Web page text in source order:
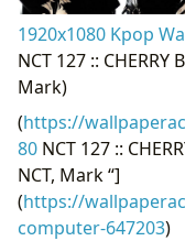
1920x1080 Kpop
NCT 127 ::
Mark)
(https://
80 NCT 127 ::
NCT, Mark “]
(https://
computer-647203)